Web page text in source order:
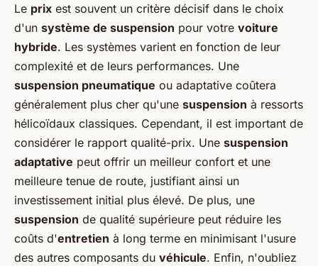
Le prix est souvent un critère décisif dans le choix
d'un système de suspension pour votre voiture
hybride. Les systèmes varient en fonction de leur
complexité et de leurs performances. Une
suspension pneumatique ou adaptative coûtera
généralement plus cher qu'une suspension à ressorts
hélicoïdaux classiques. Cependant, il est important de
considérer le rapport qualité-prix. Une suspension
adaptative peut offrir un meilleur confort et une
meilleure tenue de route, justifiant ainsi un
investissement initial plus élevé. De plus, une
suspension de qualité supérieure peut réduire les
coûts d'entretien à long terme en minimisant l'usure
des autres composants du véhicule. Enfin, n'oubliez